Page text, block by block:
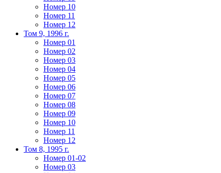
Номер 10
Номер 11
Номер 12
Том 9, 1996 г.
Номер 01
Номер 02
Номер 03
Номер 04
Номер 05
Номер 06
Номер 07
Номер 08
Номер 09
Номер 10
Номер 11
Номер 12
Том 8, 1995 г.
Номер 01-02
Номер 03